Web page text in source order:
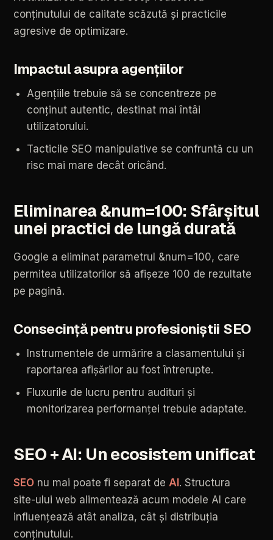
conținutului de calitate scăzută și practicile
agresive de optimizare.
Impactul asupra agențiilor
Agențiile trebuie să se concentreze pe
conținut autentic, destinat mai întâi
utilizatorului.
Tacticile SEO manipulative se confruntă cu un
risc mai mare decât oricând.
Eliminarea&num=100: Sfârșitul
unei practici de lungădurată
Google a eliminat parametrul &num=100, care
permitea utilizatorilor să afișeze 100 de rezultate
pe pagină.
Consecințăpentru profesioniștii SEO
Instrumentele de urmărire a clasamentului și
raportarea afișărilor au fost întrerupte.
Fluxurile de lucru pentru audituri și
monitorizarea performanței trebuie adaptate.
SEO+AI: Un ecosistem unificat
SEO nu mai poate fi separat de AI . Structura
site-ului web alimentează acum modele AI care
influențează atât analiza, cât și distribuția
conținutului.